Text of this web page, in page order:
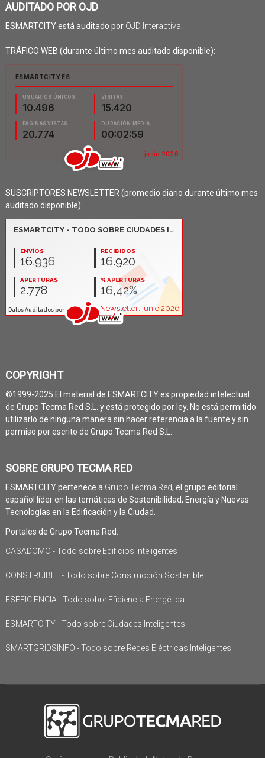
AUDITADO POR OJD
ESMARTCITY está auditado por OJD Interactiva.
TRÁFICO WEB (durante último mes auditado disponible):
SUSCRIPTORES NEWSLETTER (promedio diario durante último mes
auditado disponible):
COPYRIGHT
©1999-2025 El material de ESMARTCITY es propiedad intelectual
de Grupo Tecma Red S.L. y está protegido por ley. No está permitido
utilizarlo de ninguna manera sin hacer referencia a la fuente y sin
permiso por escrito de Grupo Tecma Red S.L.
SOBRE GRUPO TECMA RED
ESMARTCITY pertenece a Grupo Tecma Red, el grupo editorial
español líder en las temáticas de Sostenibilidad, Energía y Nuevas
Tecnologías en la Edificación y la Ciudad.
Portales de Grupo Tecma Red:
CASADOMO - Todo sobre Edificios Inteligentes
CONSTRUIBLE - Todo sobre Construcción Sostenible
ESEFICIENCIA - Todo sobre Eficiencia Energética
ESMARTCITY - Todo sobre Ciudades Inteligentes
SMARTGRIDSINFO - Todo sobre Redes Eléctricas Inteligentes